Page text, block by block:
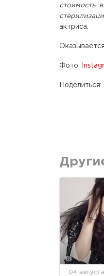
стоимость
актриса.
Фото:
Поделиться:
04 августа